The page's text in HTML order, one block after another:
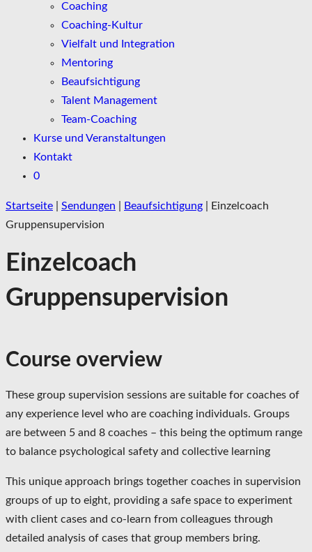
Coaching
Coaching-Kultur
Vielfalt und Integration
Mentoring
Beaufsichtigung
Talent Management
Team-Coaching
Kurse und Veranstaltungen
Kontakt
0
Startseite Sendungen Beaufsichtigung
Einzelcoach
Gruppensupervision
Einzelcoach
Gruppensupervision
Course overview
These group supervision sessions are suitable for coaches of
any experience level who are coaching individuals. Groups
are between 5 and 8 coaches – this being the optimum range
to balance psychological safety and collective learning
This unique approach brings together coaches in supervision
groups of up to eight, providing a safe space to experiment
with client cases and co-learn from colleagues through
detailed analysis of cases that group members bring.